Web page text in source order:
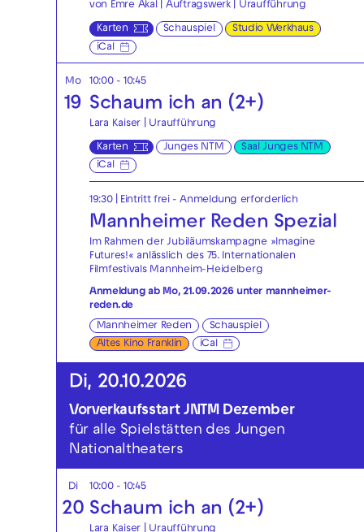
von Emre Akal | Auftragswerk | Uraufführung
Karten Schauspiel
Studio Werkhaus
iCal
Mo
19
10:00 - 10:45
Schaum ich an (2+)
Lara Kaiser | Uraufführung
Karten Junges NTM
Saal Junges NTM
iCal
19:30| Eintritt frei - Anmeldung erforderlich
Mannheimer Reden Spezial
Im Rahmen der Jubiläumskampagne »Imagine
Futures!« anlässlich des 75. Internationalen
Filmfestivals Mannheim-Heidelberg
Anmeldung ab Mo, 21.09.2026 unter mannheimer-
reden.de
Mannheimer Reden
Schauspiel
Altes Kino Franklin
iCal
Di, 20.10.2026
Vorverkaufsstart JNTM Dezember
für alle Spielstätten des Jungen
Nationaltheaters
Di
20
10:00 - 10:45
Schaum ich an (2+)
Lara Kaiser | Uraufführung